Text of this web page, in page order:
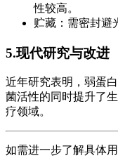
性较高。
贮藏：需密封避
5.现代研究与改进
近年研究表明，弱蛋
菌活性的同时提升了
疗领域。
如需进一步了解具体